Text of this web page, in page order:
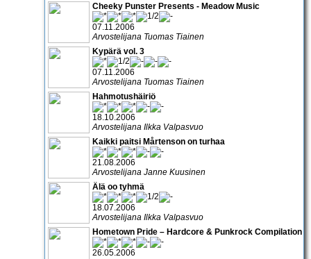
Cheeky Punster Presents - Meadow Music
07.11.2006
Arvostelijana Tuomas Tiainen
Kypärä vol. 3
07.11.2006
Arvostelijana Tuomas Tiainen
Hahmotushäiriö
18.10.2006
Arvostelijana Ilkka Valpasvuo
Kaikki paitsi Mårtenson on turhaa
21.08.2006
Arvostelijana Janne Kuusinen
Älä oo tyhmä
18.07.2006
Arvostelijana Ilkka Valpasvuo
Hometown Pride – Hardcore & Punkrock Compilation
26.05.2006